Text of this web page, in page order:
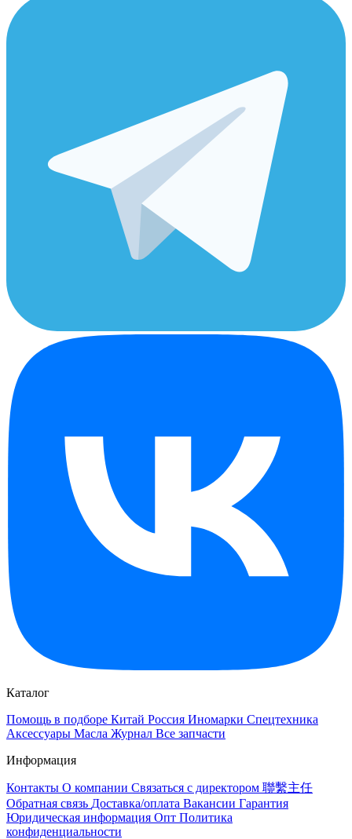
Каталог
Помощь в подборе Китай Россия Иномарки Спецтехника
Аксессуары Масла Журнал Все запчасти
Информация
Контакты О компании Связаться с директором 聯繫主任
Обратная связь Доставка/оплата Вакансии Гарантия
Юридическая информация Опт Политика
конфиденциальности